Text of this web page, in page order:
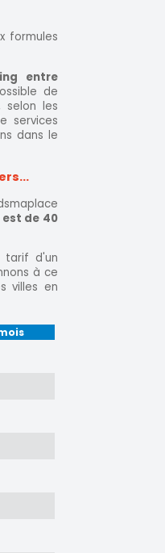
formules
entre
de
selon les
services
dans le
de 40
tarif d'un
à ce
villes en